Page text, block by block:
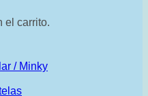
el carrito.
/ Minky